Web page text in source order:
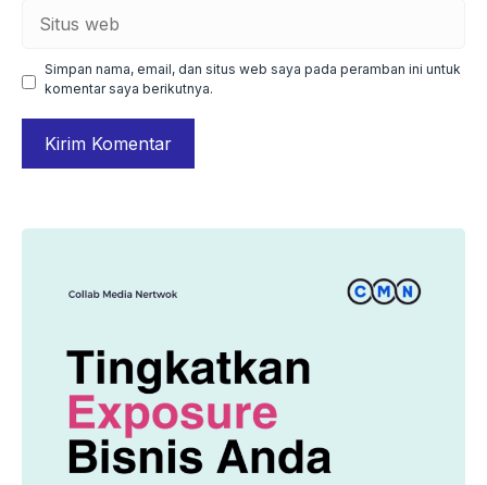
web
Simpan nama, email, dan situs web saya pada peramban ini untuk
komentar saya berikutnya.